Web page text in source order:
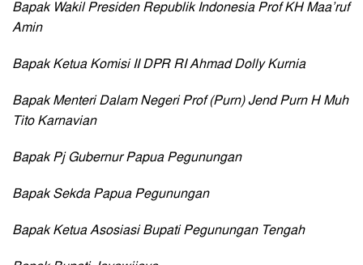
Bapak Wakil Presiden Republik Indonesia Prof KH Maa’ruf
Amin
Bapak Ketua Komisi II DPR RI Ahmad Dolly Kurnia
Bapak Menteri Dalam Negeri Prof (Purn) Jend Purn H Muh
Tito Karnavian
Bapak Pj Gubernur Papua Pegunungan
Bapak Sekda Papua Pegunungan
Bapak Ketua Asosiasi Bupati Pegunungan Tengah